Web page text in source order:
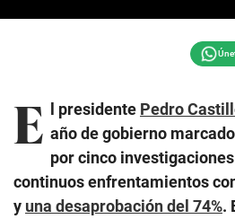
E l presidente Pedro
año de gobierno
por cinco
continuos enfrentamientos
y una desaprobación del 74%.